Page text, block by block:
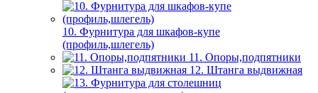
10. Фурнитура для шкафов-купе
(профиль,шлегель)
11. Опоры,подпятники
12. Штанга выдвижная